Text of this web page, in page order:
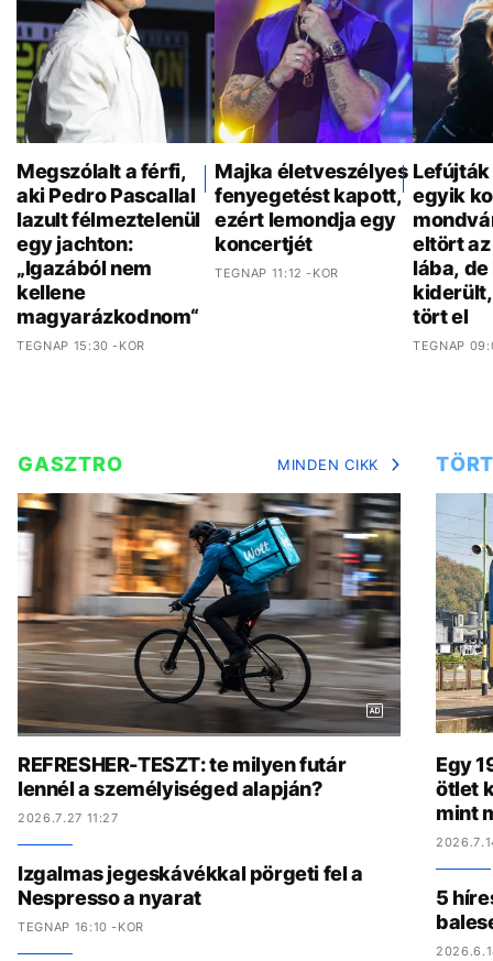
Megszólalt a férfi,
aki Pedro Pascallal
lazult félmeztelenül
egy jachton:
„Igazából nem
kellene
magyarázkodnom“
TEGNAP 15:30 -KOR
Majka életveszélyes
fenyegetést kapott,
ezért lemondja egy
koncertjét
TEGNAP 11:12 -KOR
Lefújták
egyik
eltört
lába,
tört el
TEGNAP
GASZTRO MINDEN CIKK
REFRESHER-TESZT: te milyen futár
lennél a személyiséged alapján?
2026.7.27 11:27
Izgalmas jegeskávékkal pörgeti fel a
Nespresso a nyarat
TEGNAP 16:10 -KOR
Egy
ötlet
mint
5